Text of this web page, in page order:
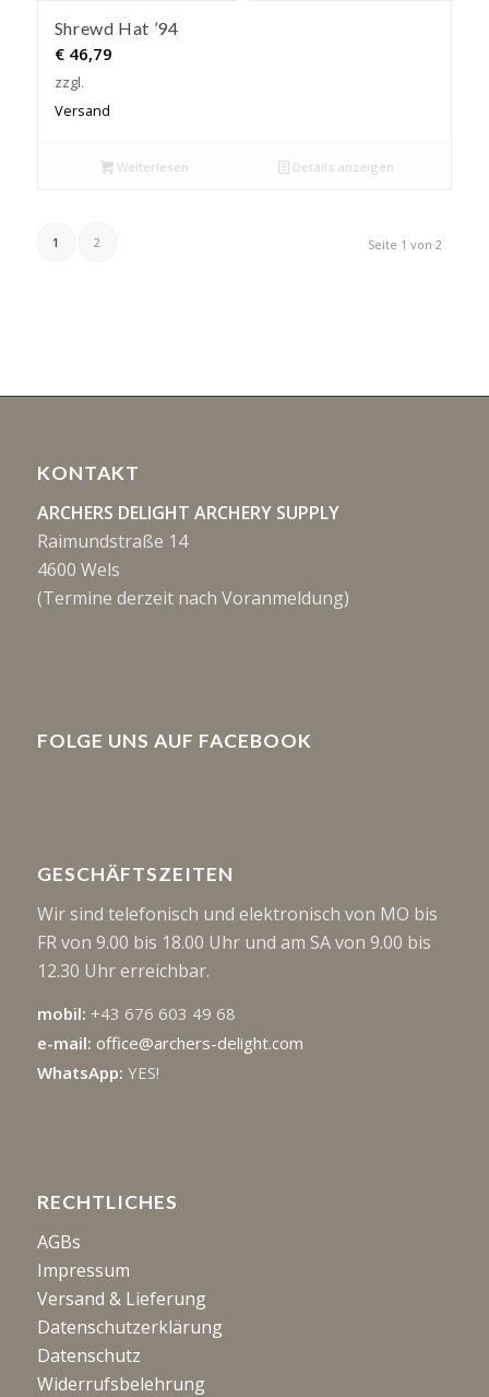
Shrewd Hat ’94
€46,79
zzgl.
Versand
Weiterlesen Details anzeigen
Seite 1 von 2
1 2
KONTAKT
ARCHERS DELIGHT ARCHERY SUPPLY
Raimundstraße 14
4600 Wels
(Termine derzeit nach Voranmeldung)
FOLGE UNS AUF FACEBOOK
GESCHÄFTSZEITEN
Wir sind telefonisch und elektronisch von MO bis
FR von 9.00 bis 18.00 Uhr und am SA von 9.00 bis
12.30 Uhr erreichbar.
mobil: +43 676 603 49 68
e-mail: office@archers-delight.com
WhatsApp: YES!
RECHTLICHES
AGBs
Impressum
Versand & Lieferung
Datenschutzerklärung
Datenschutz
Widerrufsbelehrung